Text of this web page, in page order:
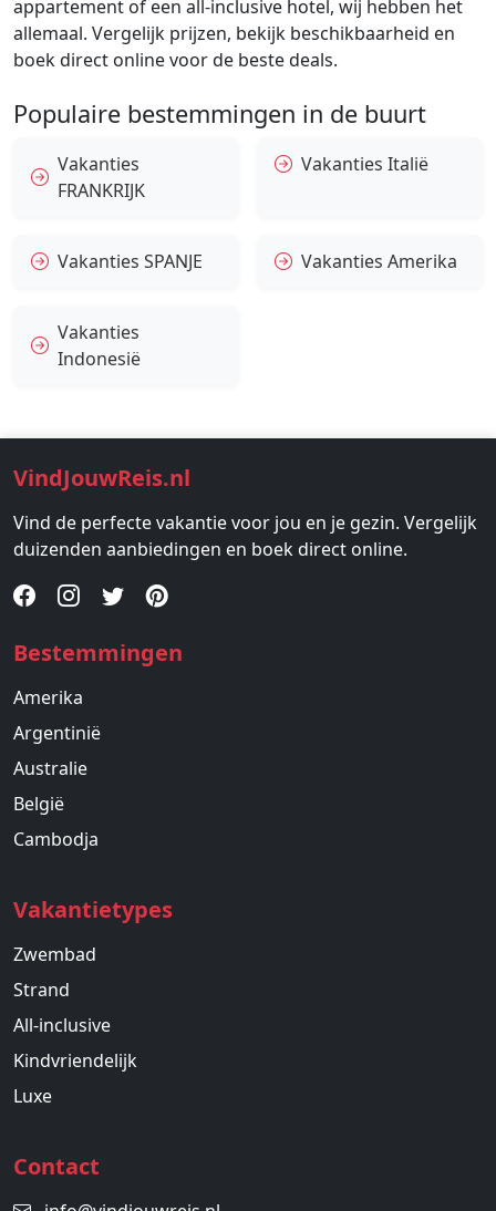
appartement of een all-inclusive hotel, wij hebben het
allemaal. Vergelijk prijzen, bekijk beschikbaarheid en
boek direct online voor de beste deals.
Populaire bestemmingen in de buurt
Vakanties
FRANKRIJK
Vakanties Italië
Vakanties SPANJE Vakanties Amerika
Vakanties
Indonesië
VindJouwReis.nl
Vind de perfecte vakantie voor jou en je gezin. Vergelijk
duizenden aanbiedingen en boek direct online.
Bestemmingen
Amerika
Argentinië
Australie
België
Cambodja
Vakantietypes
Zwembad
Strand
All-inclusive
Kindvriendelijk
Luxe
Contact